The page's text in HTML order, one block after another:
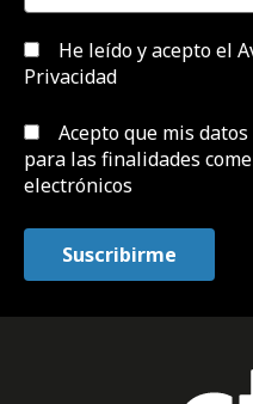
He leído y acepto el
Privacidad
Acepto que mis
para las finalidades
electrónicos